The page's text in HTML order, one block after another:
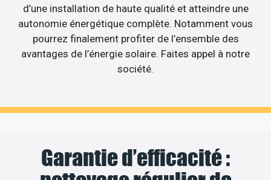
d’une installation de haute qualité et atteindre une
autonomie énergétique complète. Notamment vous
pourrez finalement profiter de l’ensemble des
avantages de l’énergie solaire. Faites appel à notre
société.
Garantie d’efficacité :